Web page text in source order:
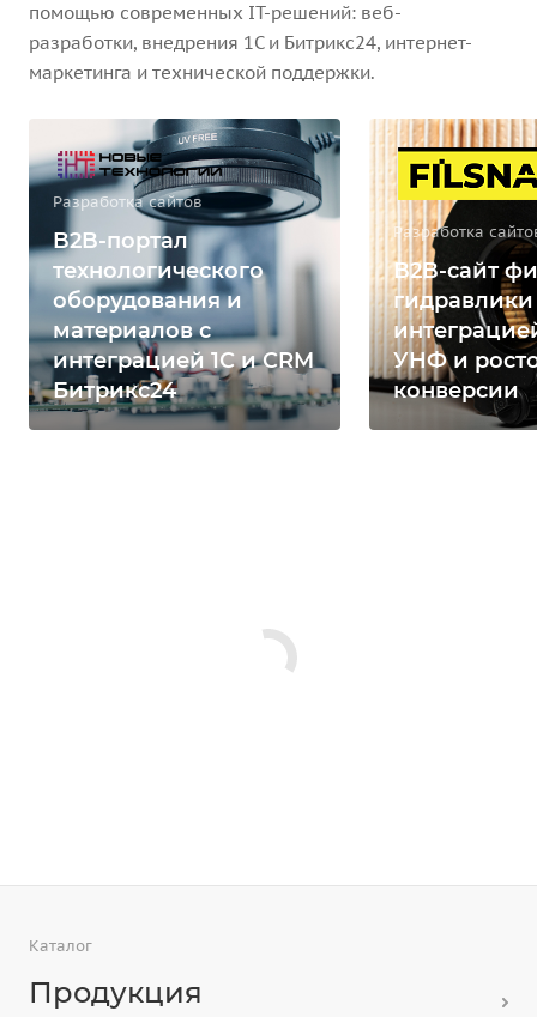
помощью современных IT-решений: веб-
разработки, внедрения 1С и Битрикс24, интернет-
маркетинга и технической поддержки.
Разработка сайтов
B2B-портал
технологического
оборудования и
материалов с
интеграцией 1С и CRM
Битрикс24
Разработка
B2B-сайт
гидравлики
УНФ и
конверсии
Каталог
Продукция